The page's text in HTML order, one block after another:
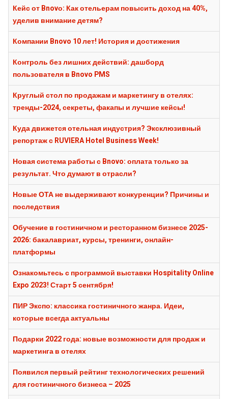
Кейс от Bnovо: Как отельерам повысить доход на 40%,
уделив внимание детям?
Компании Bnovo 10 лет! История и достижения
Контроль без лишних действий: дашборд
пользователя в Bnovo PMS
Круглый стол по продажам и маркетингу в отелях:
тренды-2024, секреты, факапы и лучшие кейсы!
Куда движется отельная индустрия? Эксклюзивный
репортаж с RUVIERA Hotel Business Week!
Новая система работы с Bnovo: оплата только за
результат. Что думают в отрасли?
Новые ОТА не выдерживают конкуренции? Причины и
последствия
Обучение в гостиничном и ресторанном бизнесе 2025-
2026: бакалавриат, курсы, тренинги, онлайн-
платформы
Ознакомьтесь с программой выставки Hospitality Online
Expo 2023! Старт 5 сентября!
ПИР Экспо: классика гостиничного жанра. Идеи,
которые всегда актуальны
Подарки 2022 года: новые возможности для продаж и
маркетинга в отелях
Появился первый рейтинг технологических решений
для гостиничного бизнеса – 2025